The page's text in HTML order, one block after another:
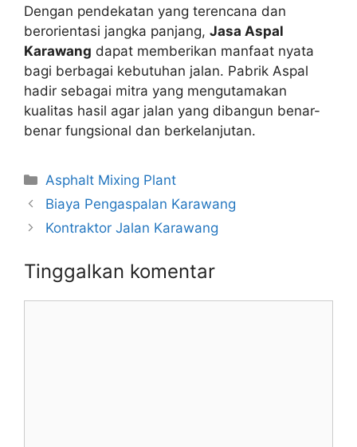
Dengan pendekatan yang terencana dan
berorientasi jangka panjang, Jasa Aspal
Karawang dapat memberikan manfaat nyata
bagi berbagai kebutuhan jalan. Pabrik Aspal
hadir sebagai mitra yang mengutamakan
kualitas hasil agar jalan yang dibangun benar-
benar fungsional dan berkelanjutan.
Kategori
Asphalt Mixing Plant
Biaya Pengaspalan Karawang
Kontraktor Jalan Karawang
Tinggalkan komentar